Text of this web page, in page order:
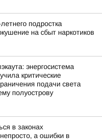
подростка
на сбыт наркотиков
энергосистема
критические
подачи света
полуострову
в законах
а ошибки в